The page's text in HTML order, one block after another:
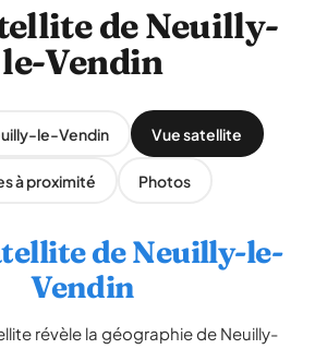
de Neuilly-
le-Vendin
le-Vendin Vue satellite
à proximité Photos
de Neuilly-le-
Vendin
révèle la géographie de Neuilly-